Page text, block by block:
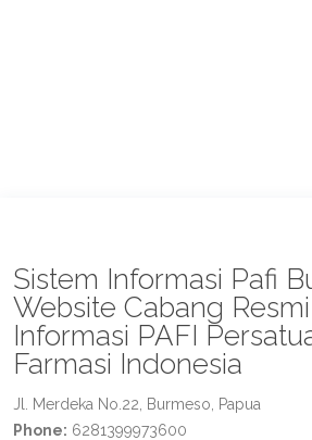
Sistem Informasi Pafi
Website Cabang
Informasi PAFI
Farmasi Indonesia
Jl. Merdeka No.22, Burmeso, Papua
Phone: 6281399973600